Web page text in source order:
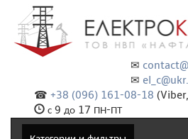
✉
✉
☎ +38 (096) 161-08-18
с 9 до 17 ПН-ПТ